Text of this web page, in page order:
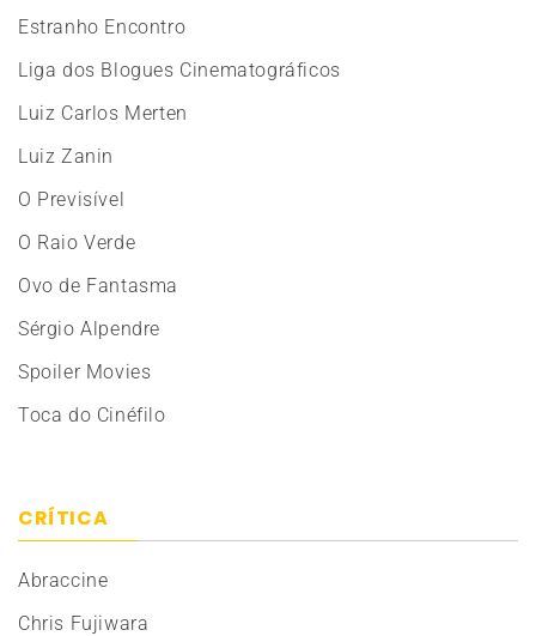
Estranho Encontro
Liga dos Blogues Cinematográficos
Luiz Carlos Merten
Luiz Zanin
O Previsível
O Raio Verde
Ovo de Fantasma
Sérgio Alpendre
Spoiler Movies
Toca do Cinéfilo
CRÍTICA
Abraccine
Chris Fujiwara